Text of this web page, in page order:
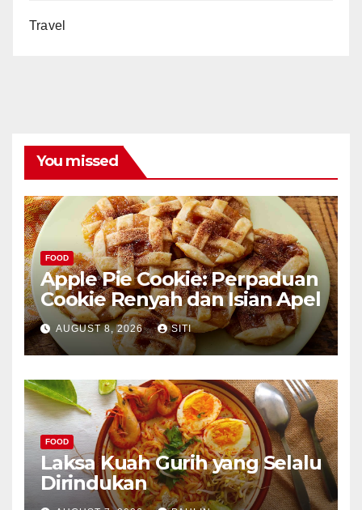
Travel
You missed
FOOD
Apple Pie Cookie: Perpaduan
Cookie Renyah dan Isian Apel
AUGUST 8, 2026 SITI
FOOD
Laksa Kuah Gurih yang Selalu
Dirindukan